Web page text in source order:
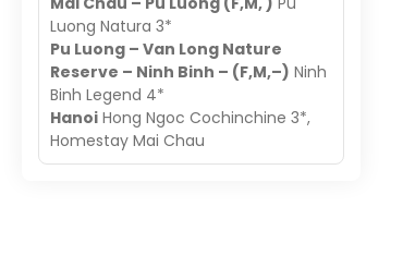
Luong Natura 3*
Pu Luong – Van Long Nature
Reserve – Ninh Binh – (F,M,–) Ninh
Binh Legend 4*
Hanoi Hong Ngoc Cochinchine 3*,
Homestay Mai Chau